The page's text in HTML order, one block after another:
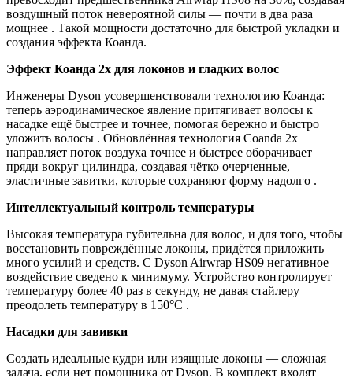
воздушный поток невероятной силы — почти в два раза
мощнее . Такой мощности достаточно для быстрой укладки и
создания эффекта Коанда.
Эффект Коанда 2x для локонов и гладких волос
Инженеры Dyson усовершенствовали технологию Коанда:
теперь аэродинамическое явление притягивает волосы к
насадке ещё быстрее и точнее, помогая бережно и быстро
уложить волосы . Обновлённая технология Coanda 2x
направляет поток воздуха точнее и быстрее оборачивает
пряди вокруг цилиндра, создавая чётко очерченные,
эластичные завитки, которые сохраняют форму надолго .
Интеллектуальный контроль температуры
Высокая температура губительна для волос, и для того, чтобы
восстановить повреждённые локоны, придётся приложить
много усилий и средств. С Dyson Airwrap HS09 негативное
воздействие сведено к минимуму. Устройство контролирует
температуру более 40 раз в секунду, не давая стайлеру
преодолеть температуру в 150°C .
Насадки для завивки
Создать идеальные кудри или изящные локоны — сложная
задача, если нет помощника от Dyson. В комплект входят